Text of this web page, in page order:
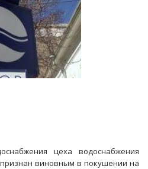
цеха водоснабжения
виновным в покушении на